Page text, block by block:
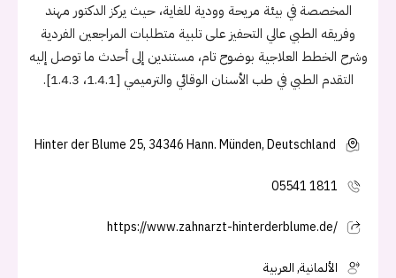
المخصصة في بيئة مريحة وودية للغاية، حيث يركز الدكتور مهند
وفريقه الطبي عالي التحفيز على تلبية متطلبات المراجعين الفردية
وشرح الخطط العلاجية بوضوح تام، مستندين إلى أحدث ما توصل إليه
التقدم الطبي في طب الأسنان الوقائي والترميمي [1.4.1، 1.4.3].
Hinter der Blume 25, 34346 Hann. Münden, Deutschland
05541 1811
https://www.zahnarzt-hinterderblume.de/
الألمانية, العربية